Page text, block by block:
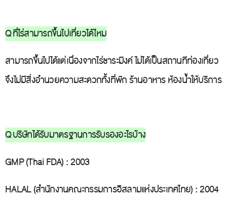
Q ที่ไร่สามารถขึ้นไปเที่ยวได้ไหม
สามารถขึ้นไปได้แต่เนื่องจากไร่ชาระมิงค์ ไม่ได้เป็นสถานทีท่องเที่ยว
จึงไม่มีสิ่งอำนวยความสะดวกทั้งที่พัก ร้านอาหาร ห้องน้ำให้บริการ
Q บริษัทได้รับมาตรฐานการรับรองอะไรบ้าง
GMP (Thai FDA) : 2003
HALAL (สำนักงานคณะกรรมการอิสลามแห่งประเทศไทย) : 2004